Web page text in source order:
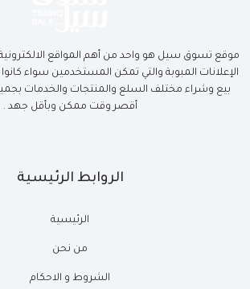
موقع تسوق سيل هو واحد من أهم المواقع
الإعلانات المبوبة والتي تمكن المستخدمين سواء
بيع وشراء مختلف السلع والمنتجات والخدمات
أقصر وقت ممكن وبأقل جهد .
الروابط الرئيسية
الرئيسية
من نحن
الشروط و الاحكام